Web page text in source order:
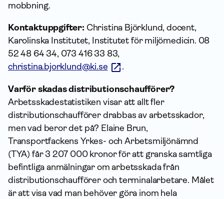
mobbning.
Kontaktuppgifter: Christina Björklund, docent,
Karolinska Institutet, Institutet för miljömedicin. 08
52 48 64 34, 073 416 33 83,
christina.bjorklund@ki.se
.
Varför skadas distributionschaufförer?
Arbetsskadestatistiken visar att allt fler
distributionschaufförer drabbas av arbetsskador,
men vad beror det på? Elaine Brun,
Transportfackens Yrkes- och Arbetsmiljönämnd
(TYA) får 3 207 000 kronor för att granska samtliga
befintliga anmälningar om arbetsskada från
distributionschaufförer och terminalarbetare. Målet
är att visa vad man behöver göra inom hela